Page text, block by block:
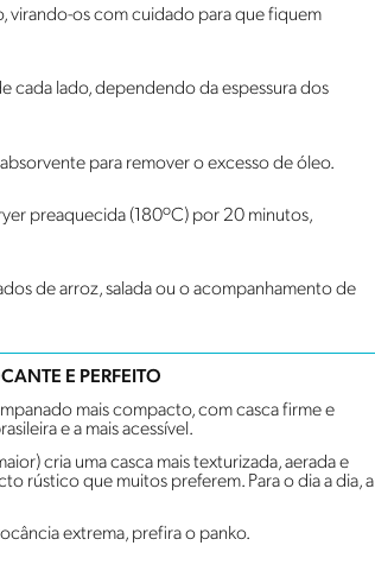
virando-os com cuidado para que fiquem
cada lado, dependendo da espessura dos
para remover o excesso de óleo.
preaquecida (180ºC) por 20 minutos,
de arroz, salada ou o acompanhamento de
E PERFEITO
mais compacto, com casca firme e
e a mais acessível.
cria uma casca mais texturizada, aerada e
rústico que muitos preferem. Para o dia a dia, a
extrema, prefira o panko.